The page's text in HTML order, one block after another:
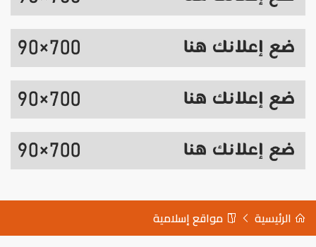
الرئيسية مواقع إسلامية